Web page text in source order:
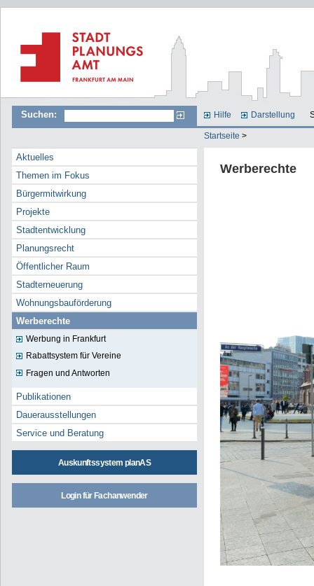
Suchen: Hilfe Darstellung
Startseite >
Aktuelles
Themen im Fokus
Bürgermitwirkung
Projekte
Stadtentwicklung
Planungsrecht
Öffentlicher Raum
Stadterneuerung
Wohnungsbauförderung
Werberechte
Werbung in Frankfurt
Rabattsystem für Vereine
Fragen und Antworten
Publikationen
Dauerausstellungen
Service und Beratung
Auskunftssystem planAS
Login für Fachanwender
Werberechte